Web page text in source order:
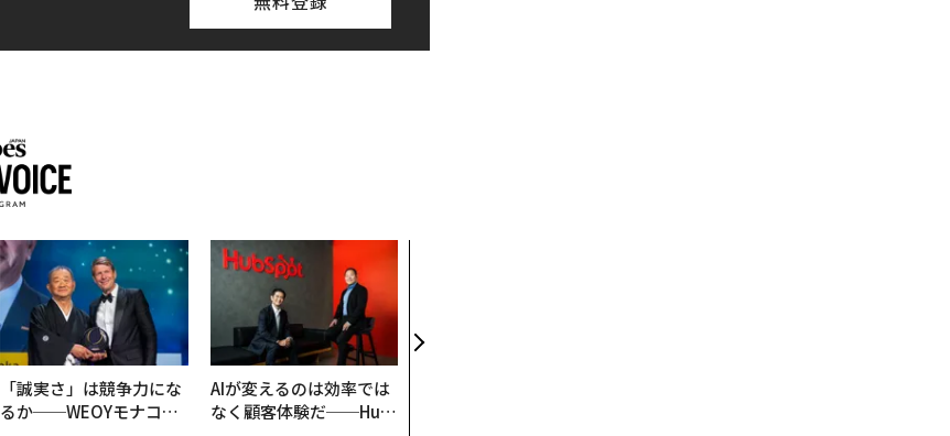
「誠実さ」は競争力にな
るか──WEOYモナコで
AIが変えるのは効率では
なく顧客体験だ──Hub